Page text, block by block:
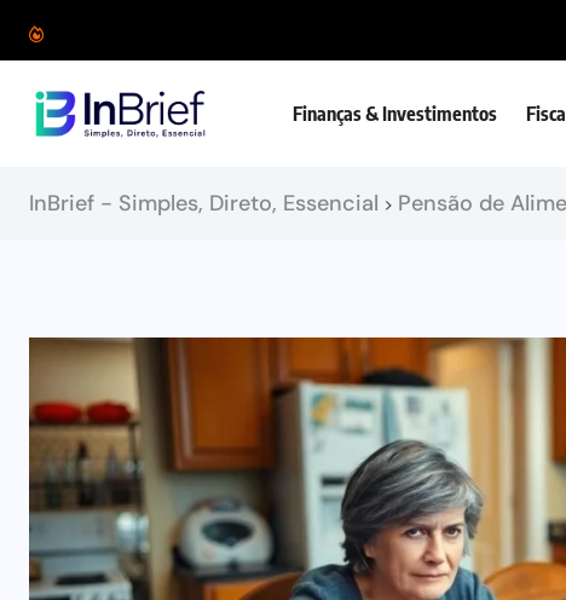
Finanças & Investimentos
InBrief - Simples, Direto, Essencial > Pensão de